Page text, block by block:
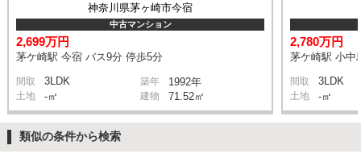
神奈川県茅ヶ崎市今宿
中古マンション
2,699万円
茅ケ崎駅 今宿 バス9分 停歩5分
間取 3LDK 築年 1992年
土地 -㎡ 建物 71.52㎡
2,780万円
茅ケ崎駅 小中
間取 3LDK
土地 -㎡
類似の条件から検索